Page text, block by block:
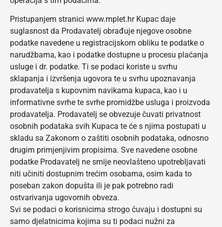
Pristupanjem stranici www.mplet.hr Kupac daje
suglasnost da Prodavatelj obrađuje njegove osobne
podatke navedene u registracijskom obliku te podatke o
narudžbama, kao i podatke dostupne u procesu plaćanja
usluge i dr. podatke. Ti se podaci koriste u svrhu
sklapanja i izvršenja ugovora te u svrhu upoznavanja
prodavatelja s kupovnim navikama kupaca, kao i u
informativne svrhe te svrhe promidžbe usluga i proizvoda
prodavatelja. Prodavatelj se obvezuje čuvati privatnost
osobnih podataka svih Kupaca te će s njima postupati u
skladu sa Zakonom o zaštiti osobnih podataka, odnosno
drugim primjenjivim propisima. Sve navedene osobne
podatke Prodavatelj ne smije neovlašteno upotrebljavati
niti učiniti dostupnim trećim osobama, osim kada to
poseban zakon dopušta ili je pak potrebno radi
ostvarivanja ugovornih obveza.
Svi se podaci o korisnicima strogo čuvaju i dostupni su
samo djelatnicima kojima su ti podaci nužni za